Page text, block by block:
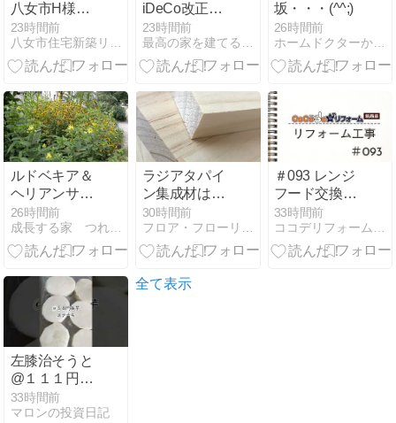
八女市H様住
宅新築工事の
基礎工事がは
じまりまし
23時間前
iDeCo改正】
年収いくらか
ら始めるべ
き？40代・50
パターンで徹
底比較
23時間前
坂・・・(^^;)
26時間前
ホームドクターかいしん君が行く！！
ルドベキア＆
ヘリアンサ
ス・レモンク
イーン
26時間前
成長する家 つれづれ日記
ラジアタパイ
ン集成材は、
木肌かキレイ
30時間前
＃093 レンジ
フード交換工
事
33時間前
左膝治そうと
@１１１円山
芋@５８円長
芋を準備し冷
33時間前
マロンの投資日記
全て表示